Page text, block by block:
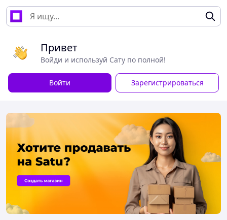
Привет
Войди и используй Сату по полной!
Войти Зарегистрироваться